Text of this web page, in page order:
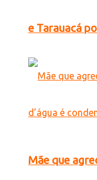
e Tarauacá
Mãe que